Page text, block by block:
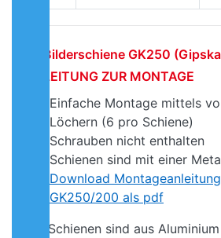
Bilderschiene GK250
ANLEITUNG ZUR MONTAGE
Einfache Montage mittels
Löchern (6 pro Schiene)
Schrauben nicht enthalten
Schienen sind mit einer
Download
GK250/200 als pdf
Die Schienen sind aus